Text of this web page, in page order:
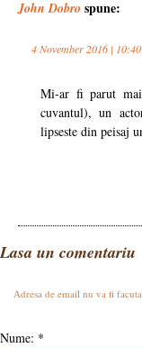
John Dobro spune:
4 November 2016 |
Mi-ar fi parut
cuvantul), un
lipseste din peisaj
Lasa un comentariu
Adresa de email nu va fi
Nume: *